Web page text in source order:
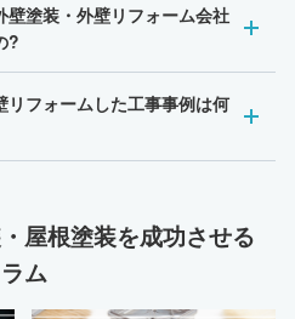
壁塗装・外壁リフォーム会社
?
フォームした工事事例は何
屋根塗装を成功させる
ム